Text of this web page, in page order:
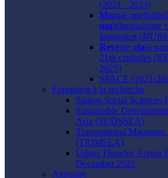
(2021 - 2023)
Mutual
multilingualisme
languages
Reverse glass
21th centuries
2025)
SPACE (2021-
Formation à la recherche
Saigon Social Sciences
Sustainable
Asia (SUDSSEA)
Transnational Migration
(TRIMSEA)
Urban Theories Across
December 2022
Annuaire